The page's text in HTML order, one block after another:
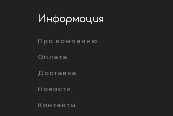
Информация
Про компанию
Оплата
Доставка
Новости
Контакты